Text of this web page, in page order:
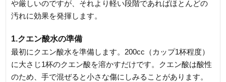
や厳しいのですが、それより軽い段階であればほとんどの
汚れに効果を発揮します。
1.クエン酸水の準備
最初にクエン酸水を準備します。200cc（カップ1杯程度）
に大さじ1杯のクエン酸を溶かすだけです。クエン酸は酸性
のため、手で混ぜると小さな傷にしみることがあります。